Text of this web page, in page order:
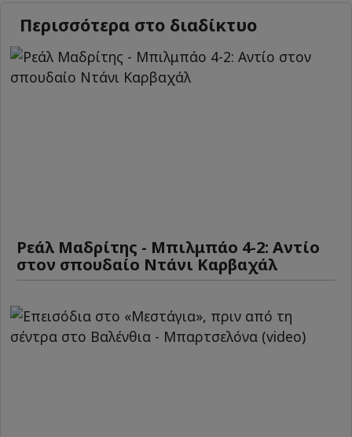
Περισσότερα στο διαδίκτυο
Ρεάλ Μαδρίτης - Μπιλμπάο 4-2: Αντίο
στον σπουδαίο Ντάνι Καρβαχάλ